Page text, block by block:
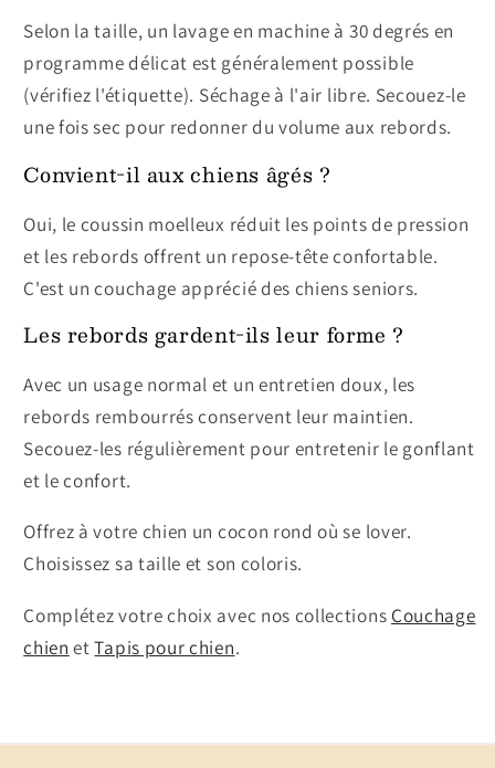
Selon la taille, un lavage en machine à 30 degrés en
programme délicat est généralement possible
(vérifiez l'étiquette). Séchage à l'air libre. Secouez-le
une fois sec pour redonner du volume aux rebords.
Convient-il aux chiens âgés ?
Oui, le coussin moelleux réduit les points de pression
et les rebords offrent un repose-tête confortable.
C'est un couchage apprécié des chiens seniors.
Les rebords gardent-ils leur forme ?
Avec un usage normal et un entretien doux, les
rebords rembourrés conservent leur maintien.
Secouez-les régulièrement pour entretenir le gonflant
et le confort.
Offrez à votre chien un cocon rond où se lover.
Choisissez sa taille et son coloris.
Complétez votre choix avec nos collections Couchage
chien etTapis pour chien.